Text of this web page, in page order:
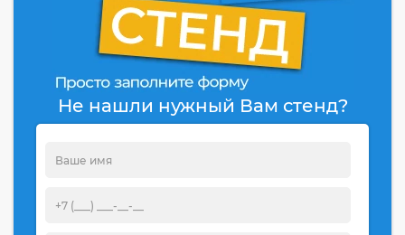
Не нашли нужный Вам стенд?